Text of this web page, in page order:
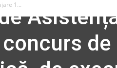
Roman
1...
de